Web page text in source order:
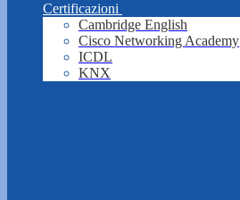
Certificazioni
Cambridge English
Cisco Networking Academy
ICDL
KNX